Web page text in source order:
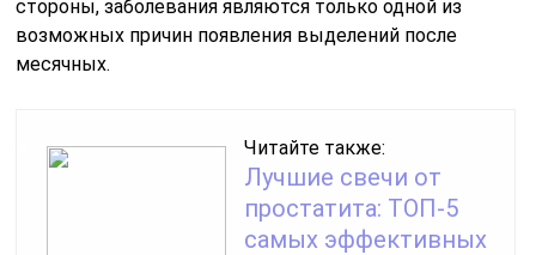
стороны, заболевания являются только одной из
возможных причин появления выделений после
месячных.
Читайте также:
Лучшие свечи от
простатита: ТОП-5
самых эффективных